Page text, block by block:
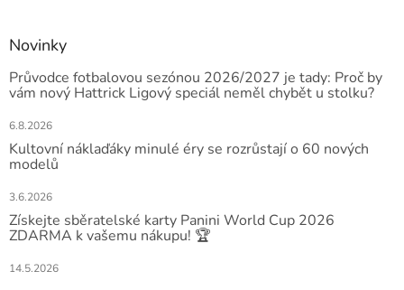
Novinky
Průvodce fotbalovou sezónou 2026/2027 je tady: Proč by
vám nový Hattrick Ligový speciál neměl chybět u stolku?
6.8.2026
Kultovní náklaďáky minulé éry se rozrůstají o 60 nových
modelů
3.6.2026
Získejte sběratelské karty Panini World Cup 2026
ZDARMA k vašemu nákupu! 🏆
14.5.2026